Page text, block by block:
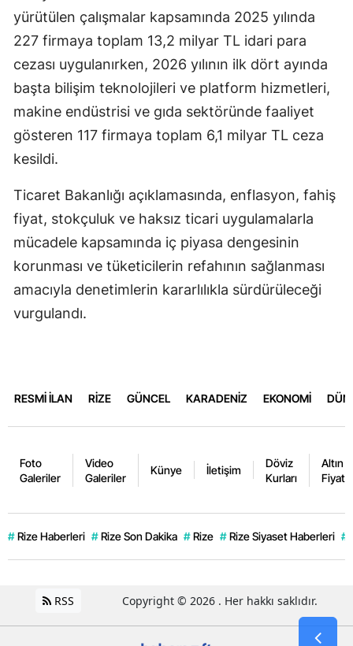
yürütülen çalışmalar kapsamında 2025 yılında
227 firmaya toplam 13,2 milyar TL idari para
cezası uygulanırken, 2026 yılının ilk dört ayında
başta bilişim teknolojileri ve platform hizmetleri,
makine endüstrisi ve gıda sektöründe faaliyet
gösteren 117 firmaya toplam 6,1 milyar TL ceza
kesildi.
Ticaret Bakanlığı açıklamasında, enflasyon, fahiş
fiyat, stokçuluk ve haksız ticari uygulamalarla
mücadele kapsamında iç piyasa dengesinin
korunması ve tüketicilerin refahının sağlanması
amacıyla denetimlerin kararlılıkla sürdürüleceği
vurgulandı.
RESMİ İLAN RİZE GÜNCEL KARADENİZ EKONOMİ
Foto
Galeriler
Video
Galeriler
Künye İletişim
Döviz
Kurları
Altın
# Rize Haberleri # Rize Son Dakika # Rize # Rize Siyaset Haberleri #
RSS Copyright © 2026 . Her hakkı saklıdır.